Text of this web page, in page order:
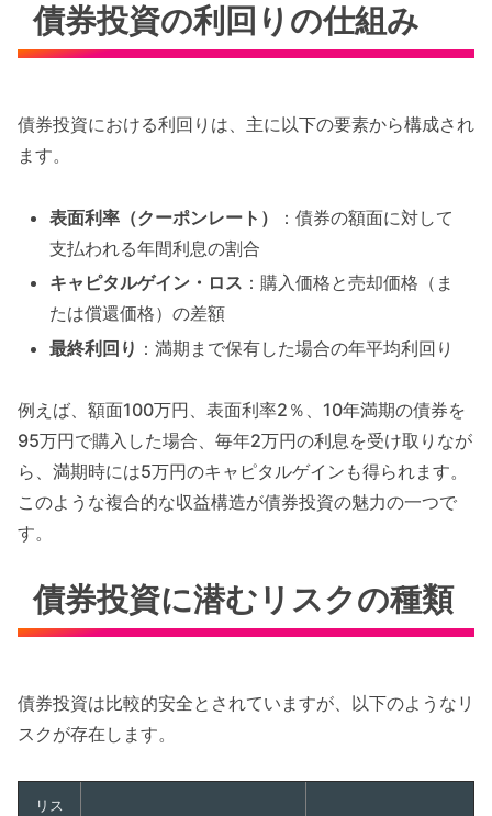
債券投資の利回りの仕組み
債券投資における利回りは、主に以下の要素から構成され
ます。
表面利率（クーポンレート）
：債券の額面に対して
支払われる年間利息の割合
キャピタルゲイン・ロス ：購入価格と売却価格（ま
たは償還価格）の差額
最終利回り ：満期まで保有した場合の年平均利回り
例えば、額面100万円、表面利率2％、10年満期の債券を
95万円で購入した場合、毎年2万円の利息を受け取りなが
ら、満期時には5万円のキャピタルゲインも得られます。
このような複合的な収益構造が債券投資の魅力の一つで
す。
債券投資に潜むリスクの種類
債券投資は比較的安全とされていますが、以下のようなリ
スクが存在します。
リス